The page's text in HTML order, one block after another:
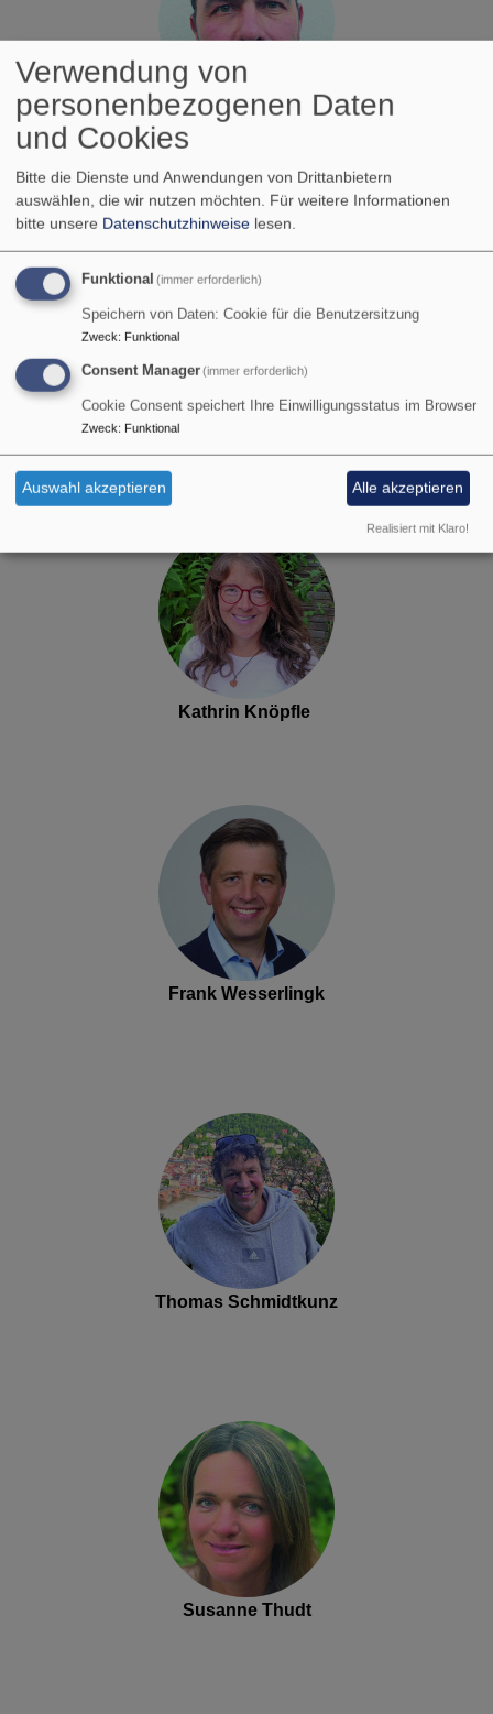
Helmut Fink
Kathrin Knöpfle
Frank Wesserlingk
Thomas Schmidtkunz
Susanne Thudt
Verwendung von
personenbezogenen Daten
und Cookies
Bitte die Dienste und Anwendungen von Drittanbietern
auswählen, die wir nutzen möchten. Für weitere Informationen
bitte unsere Datenschutzhinweise lesen.
Funktional (immer erforderlich)
Speichern von Daten: Cookie für die Benutzersitzung
Zweck: Funktional
Consent Manager(immer erforderlich)
Cookie Consent speichert Ihre Einwilligungsstatus im Browser
Zweck: Funktional
Auswahl akzeptieren Alle akzeptieren
Realisiert mit Klaro!